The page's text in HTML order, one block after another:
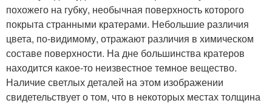
похожего на губку, необычная поверхность которого
покрыта странными кратерами. Небольшие различия
цвета, по-видимому, отражают различия в химическом
составе поверхности. На дне большинства кратеров
находится какое-то неизвестное темное вещество.
Наличие светлых деталей на этом изображении
свидетельствует о том, что в некоторых местах толщина